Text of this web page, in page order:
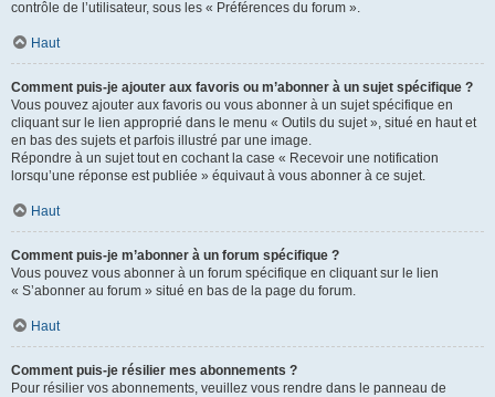
contrôle de l’utilisateur, sous les « Préférences du forum ».
Haut
Comment puis-je ajouter aux favoris ou m’abonner à un sujet spécifique ?
Vous pouvez ajouter aux favoris ou vous abonner à un sujet spécifique en
cliquant sur le lien approprié dans le menu « Outils du sujet », situé en haut et
en bas des sujets et parfois illustré par une image.
Répondre à un sujet tout en cochant la case « Recevoir une notification
lorsqu’une réponse est publiée » équivaut à vous abonner à ce sujet.
Haut
Comment puis-je m’abonner à un forum spécifique ?
Vous pouvez vous abonner à un forum spécifique en cliquant sur le lien
« S’abonner au forum » situé en bas de la page du forum.
Haut
Comment puis-je résilier mes abonnements ?
Pour résilier vos abonnements, veuillez vous rendre dans le panneau de